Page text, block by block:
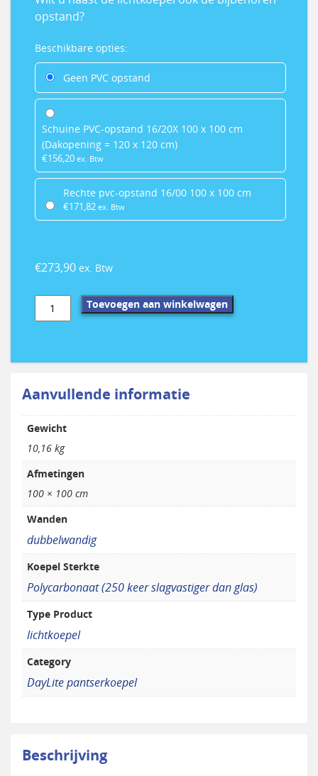
opstand?
PVC
opstand
Beschikbare opties:
Geen PVC opstand
Schuine PVC-opstand 16/20X 100 x 100 cm
(Dakopening = 120 x 120 cm)
€156,20 ex. Btw
Rechte pvc-opstand 16/00 100 x 100 cm
€171,82 ex. Btw
€273,90 ex. Btw
polycarbonaat
x
100
cm
aantal
Toevoegen aan winkelwagen
Aanvullende informatie
Gewicht
10,16 kg
Afmetingen
100 × 100 cm
Wanden
dubbelwandig
Koepel Sterkte
Polycarbonaat (250 keer slagvastiger dan glas)
Type Product
lichtkoepel
Category
DayLite pantserkoepel
Beschrijving